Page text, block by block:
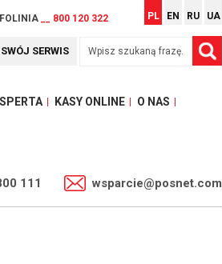
__ 800 120 322 PL EN RU UA
SERWIS
KASY ONLINE O NAS
111 wsparcie@posnet.com